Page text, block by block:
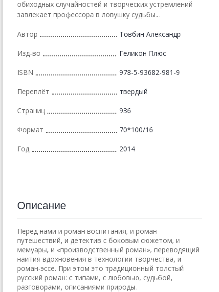
обиходных случайностей и творческих устремлений
завлекает профессора в ловушку судьбы...
Автор Товбин Александр
Изд-во Геликон Плюс
ISBN 978-5-93682-981-9
Переплёт твердый
Страниц 936
Формат 70*100/16
Год 2014
Описание
Перед нами и роман воспитания, и роман
путешествий, и детектив с боковым сюжетом, и
мемуары, и «производственный роман», переводящий
наития вдохновения в технологии творчества, и
роман-эссе. При этом это традиционный толстый
русский роман: с типами, с любовью, судьбой,
разговорами, описаниями природы.